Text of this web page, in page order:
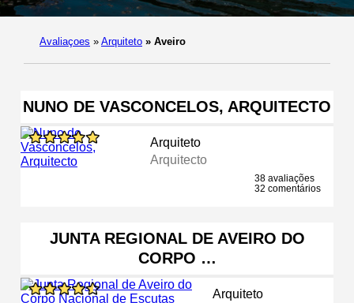
Avaliaçoes » Arquiteto » Aveiro
NUNO DE VASCONCELOS, ARQUITECTO
Arquiteto
Arquitecto
38 avaliações
32 comentários
JUNTA REGIONAL DE AVEIRO DO
CORPO …
Arquiteto